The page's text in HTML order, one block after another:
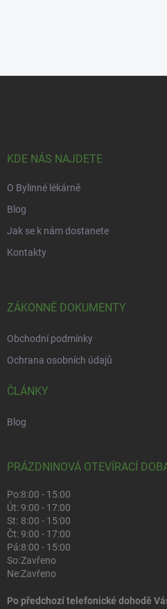
KDE NÁS NAJDETE
O Bylinné lékárně
Blog
Jak se k nám dostanete
Kontakty
ZÁKONNÉ DOKUMENTY
Obchodní podmínky
Ochrana osobních údajů
ČLÁNKY
Blog
PRÁZDNINOVÁ OTEVÍRACÍ
Po:8:00 - 15:00
Út:9:00 - 17:00
St: 8:00 - 15:00
Čt:9:00 - 17:00
Pá:8:00 - 15:00
So:Zavřeno
Ne:Zavřeno
Po předchozí telefonické dohodě